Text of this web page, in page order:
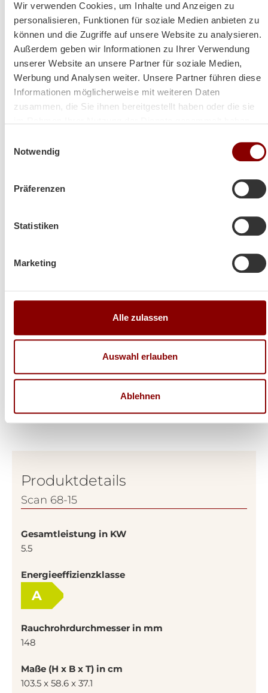
Wir verwenden Cookies, um Inhalte und Anzeigen zu
personalisieren, Funktionen für soziale Medien anbieten zu
können und die Zugriffe auf unsere Website zu analysieren.
Außerdem geben wir Informationen zu Ihrer Verwendung
unserer Website an unsere Partner für soziale Medien,
Werbung und Analysen weiter. Unsere Partner führen diese
Informationen möglicherweise mit weiteren Daten
zusammen, die Sie ihnen bereitgestellt haben oder die sie
Notwendig
Präferenzen
Statistiken
Marketing
Alle zulassen
Auswahl erlauben
Ablehnen
Heizt super und sieht auch
ich hoffe es geht Ihnen gut!
so kalt das wir ihn angefeuert haben!
Lina
Produktdetails
Scan 68-15
Gesamtleistung in KW
5.5
Energieeffizienzklasse
A
Rauchrohrdurchmesser in mm
148
Maße (H x B x T) in cm
103.5 x 58.6 x 37.1